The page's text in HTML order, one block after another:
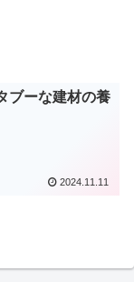
ブーな建材の養
2024.11.11